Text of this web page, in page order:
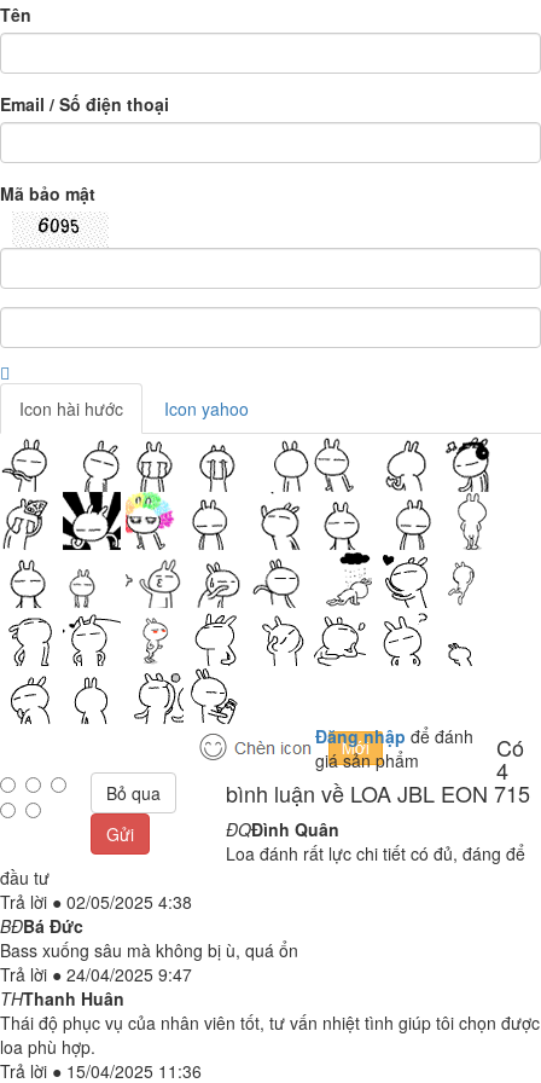
Tên
Email / Số điện thoại
Mã bảo mật
Icon hài hước Icon yahoo
Đăng nhập để đánh
giá sản phẩm
Bỏ qua
Gửi
Có
4
bình luận về LOA JBL EON 715
ĐQĐình Quân
Loa đánh rất lực chi tiết có đủ, đáng để
đầu tư
Trả lời ● 02/05/2025 4:38
BĐBá Đức
Bass xuống sâu mà không bị ù, quá ổn
Trả lời ● 24/04/2025 9:47
THThanh Huân
Thái độ phục vụ của nhân viên tốt, tư vấn nhiệt tình giúp tôi chọn được
loa phù hợp.
Trả lời ● 15/04/2025 11:36